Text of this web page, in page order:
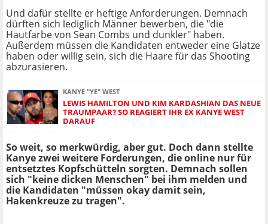
Und dafür stellte er heftige Anforderungen. Demnach
dürften sich lediglich Männer bewerben, die "die
Hautfarbe von Sean Combs und dunkler" haben.
Außerdem müssen die Kandidaten entweder eine Glatze
haben oder willig sein, sich die Haare für das Shooting
abzurasieren.
KANYE "YE" WEST
LEWIS HAMILTON UND KIM KARDASHIAN DAS NEUE
TRAUMPAAR? SO REAGIERT IHR EX KANYE WEST
DARAUF
So weit, so merkwürdig, aber gut. Doch dann stellte
Kanye zwei weitere Forderungen, die online nur für
entsetztes Kopfschütteln sorgten. Demnach sollen
sich "keine dicken Menschen" bei ihm melden und
die Kandidaten "müssen okay damit sein,
Hakenkreuze zu tragen".